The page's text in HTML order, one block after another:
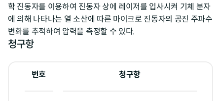
학 진동자를 이용하여 진동자 상에 레이저를 입사시켜 기체 분자
에 의해 나타나는 열 소산에 따른 마이크로 진동자의 공진 주파수
변화를 추적하여 압력을 측정할 수 있다.
청구항
번호 청구항